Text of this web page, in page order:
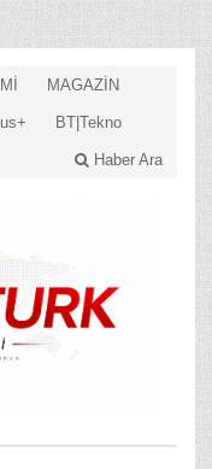
MAGAZİN
BT|Tekno
Haber Ara